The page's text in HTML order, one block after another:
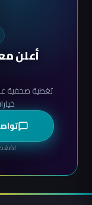
أعلن
تغطية صحفية
تواصل
اضغط